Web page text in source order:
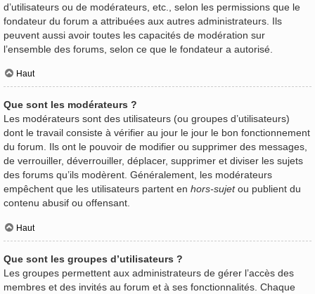
d’utilisateurs ou de modérateurs, etc., selon les permissions que le
fondateur du forum a attribuées aux autres administrateurs. Ils
peuvent aussi avoir toutes les capacités de modération sur
l’ensemble des forums, selon ce que le fondateur a autorisé.
Haut
Que sont les modérateurs ?
Les modérateurs sont des utilisateurs (ou groupes d’utilisateurs)
dont le travail consiste à vérifier au jour le jour le bon fonctionnement
du forum. Ils ont le pouvoir de modifier ou supprimer des messages,
de verrouiller, déverrouiller, déplacer, supprimer et diviser les sujets
des forums qu’ils modèrent. Généralement, les modérateurs
empêchent que les utilisateurs partent en hors-sujetou publient du
contenu abusif ou offensant.
Haut
Que sont les groupes d’utilisateurs ?
Les groupes permettent aux administrateurs de gérer l’accès des
membres et des invités au forum et à ses fonctionnalités. Chaque